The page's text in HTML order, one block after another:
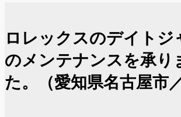
ロレックスのデイトジ
のメンテナンスを承り
た。（愛知県名古屋市